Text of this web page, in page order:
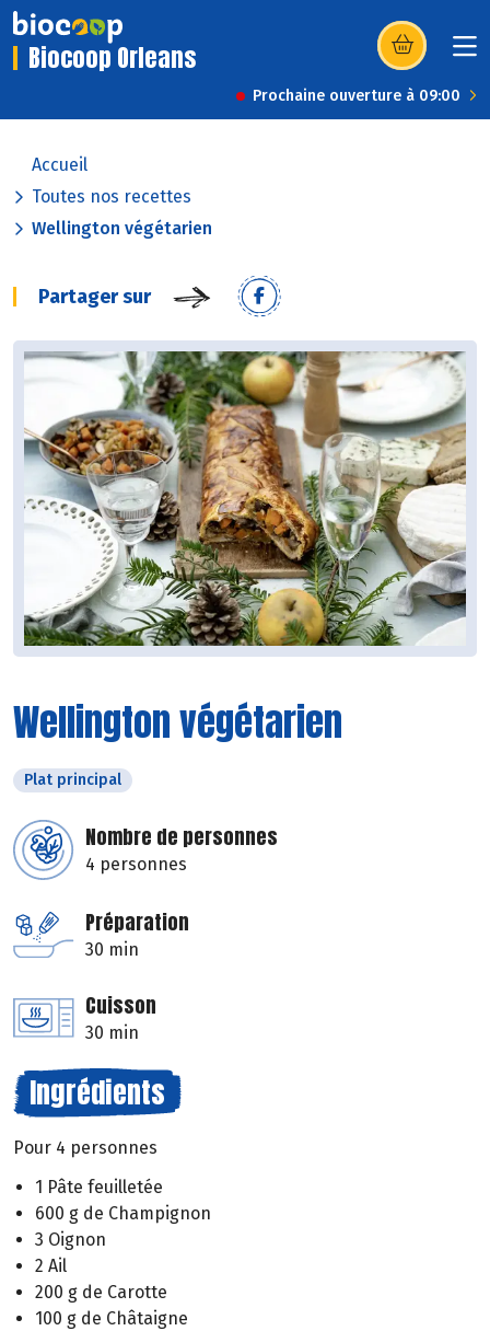
Biocoop Orleans (s’ouvre dans
Prochaine ouverture à 09:00
Accueil
Toutes nos recettes
Wellington végétarien
Partager sur
Wellington végétarien
Plat principal
Nombre de personnes
4 personnes
Préparation
30 min
Cuisson
30 min
Ingrédients
Pour 4 personnes
1 Pâte feuilletée
600 g de Champignon
3 Oignon
2 Ail
200 g de Carotte
100 g de Châtaigne